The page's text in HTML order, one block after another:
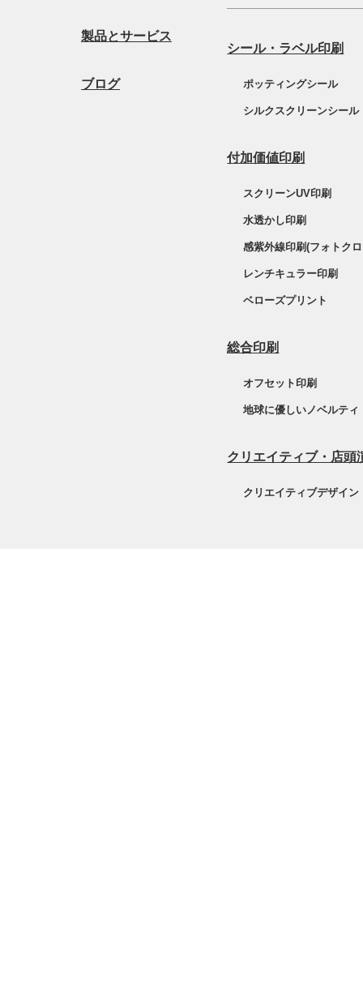
製品とサービス
ブログ
シール・ラベル印刷
ポッティングシール
シルクスクリーンシール
付加価値印刷
スクリーンUV印刷
水透かし印刷
感紫外線印刷(フォトク
レンチキュラー印刷
ベローズプリント
総合印刷
オフセット印刷
地球に優しいノベルティ
クリエイティブ・店頭
クリエイティブデザイン